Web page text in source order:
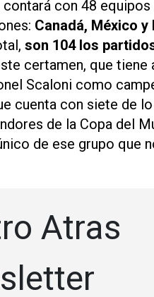
con 48 equipos
Canadá, México y
son 104 los
certamen, que tiene
Scaloni como
cuenta con siete de
de la Copa del
de ese grupo que